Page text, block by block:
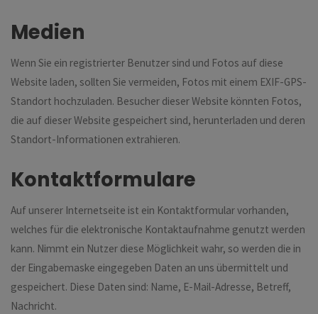
Medien
Wenn Sie ein registrierter Benutzer sind und Fotos auf diese
Website laden, sollten Sie vermeiden, Fotos mit einem EXIF-GPS-
Standort hochzuladen. Besucher dieser Website könnten Fotos,
die auf dieser Website gespeichert sind, herunterladen und deren
Standort-Informationen extrahieren.
Kontaktformulare
Auf unserer Internetseite ist ein Kontaktformular vorhanden,
welches für die elektronische Kontaktaufnahme genutzt werden
kann. Nimmt ein Nutzer diese Möglichkeit wahr, so werden die in
der Eingabemaske eingegeben Daten an uns übermittelt und
gespeichert. Diese Daten sind: Name, E-Mail-Adresse, Betreff,
Nachricht.